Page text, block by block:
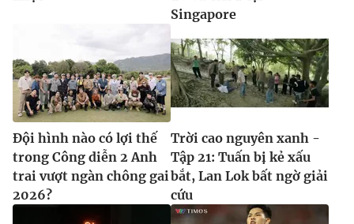
Singapore
Đội hình nào có lợi thế
trong Công diễn 2 Anh
trai vượt ngàn chông gai
2026?
Trời cao nguyên xanh -
Tập 21: Tuấn bị kẻ xấu
bắt, Lan Lok bất ngờ giải
cứu